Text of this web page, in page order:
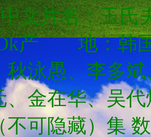
文片名：玉氏
Ok产 地：
秋泳愚、李多
、金在华、
不可隐藏）集